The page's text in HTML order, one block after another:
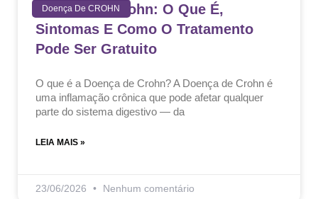
Doença De CROHN
Doença De Crohn: O Que É,
Sintomas E Como O Tratamento
Pode Ser Gratuito
O que é a Doença de Crohn? A Doença de Crohn é
uma inflamação crônica que pode afetar qualquer
parte do sistema digestivo — da
LEIA MAIS »
23/06/2026 Nenhum comentário